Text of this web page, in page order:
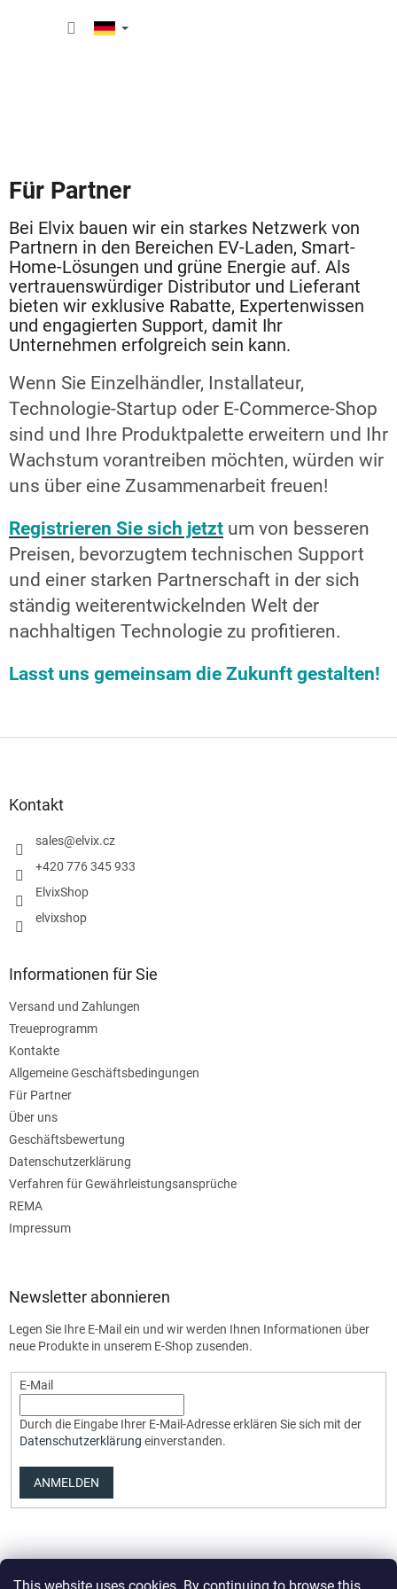
Für Partner
Bei Elvix bauen wir ein starkes Netzwerk von
Partnern in den Bereichen EV-Laden, Smart-
Home-Lösungen und grüne Energie auf. Als
vertrauenswürdiger Distributor und Lieferant
bieten wir exklusive Rabatte, Expertenwissen
und engagierten Support, damit Ihr
Unternehmen erfolgreich sein kann.
Wenn Sie Einzelhändler, Installateur,
Technologie-Startup oder E-Commerce-Shop
sind und Ihre Produktpalette erweitern und Ihr
Wachstum vorantreiben möchten, würden wir
uns über eine Zusammenarbeit freuen!
Registrieren Sie sich jetzt um von besseren
Preisen, bevorzugtem technischen Support
und einer starken Partnerschaft in der sich
ständig weiterentwickelnden Welt der
nachhaltigen Technologie zu profitieren.
Lasst uns gemeinsam die Zukunft gestalten!
Kontakt
sales@elvix.cz
+420 776 345 933
ElvixShop
elvixshop
Informationen für Sie
Versand und Zahlungen
Treueprogramm
Kontakte
Allgemeine Geschäftsbedingungen
Für Partner
Über uns
Geschäftsbewertung
Datenschutzerklärung
Verfahren für Gewährleistungsansprüche
REMA
Impressum
Newsletter abonnieren
Legen Sie Ihre E-Mail ein und wir werden Ihnen Informationen über
neue Produkte in unserem E-Shop zusenden.
E-Mail
Durch die Eingabe Ihrer E-Mail-Adresse erklären Sie sich mit der
Datenschutzerklärung einverstanden.
ANMELDEN